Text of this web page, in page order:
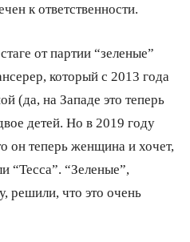
к ответственности.
от партии “зеленые”
который с 2013 года
(да, на Западе это теперь
детей. Но в 2019 году
он теперь женщина и хочет,
“Тесса”. “Зеленые”,
решили, что это очень